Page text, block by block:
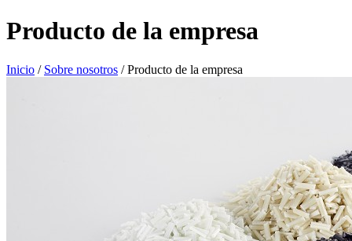
Producto de la empresa
Inicio / Sobre nosotros / Producto de la empresa